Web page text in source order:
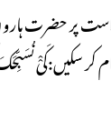
حضرت ہارون